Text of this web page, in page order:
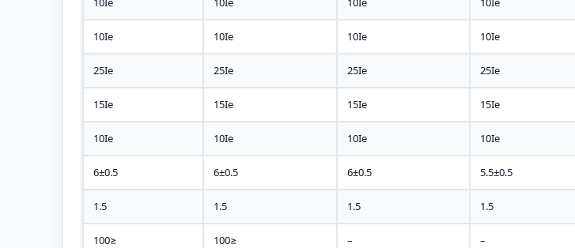
10Ie
10Ie
10Ie
10Ie
25Ie
25Ie
25Ie
25Ie
15Ie
15Ie
15Ie
15Ie
10Ie
10Ie
10Ie
10Ie
5.5±0.5
6±0.5
6±0.5
6±0.5
1.5
1.5
1.5
1.5
–
–
≤100
≤100